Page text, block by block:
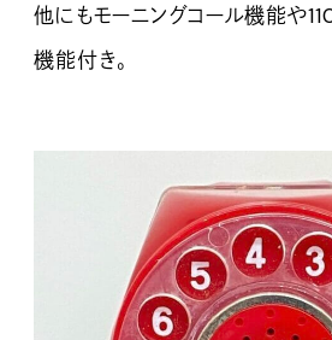
他にもモーニングコール機能や
機能付き。